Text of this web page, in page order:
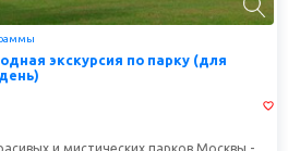
экскурсия по парку (для
и мистических парков Москвы -